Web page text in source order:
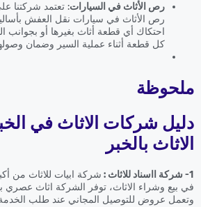
رص الأثاث في السيارات: تعتمد شركتنا
رص الأثاث في سيارات نقل العفش
احتكاك أي قطعة أثاث بغيرها أو بجوانب
كل قطعة أثناء عملية السير وضمان
ملحوظة
دليل شركات الاثاث في
الاثاث بالخبر
1- شركة ااسناد للاثاث :
شركة ابيات للاثاث من
في بيع وشراء الاثاث، توفر الشركة اثاث عصري
وتعمل عروض للتوصيل المجاني عند طلب